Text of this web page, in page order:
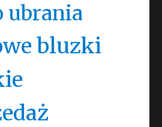
ubrania
bluzki